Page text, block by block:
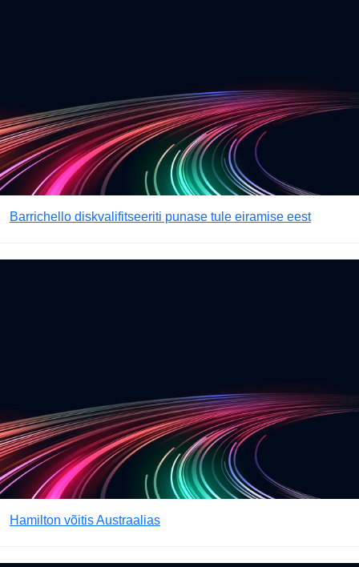
Barrichello diskvalifitseeriti punase tule eiramise eest
Hamilton võitis Austraalias